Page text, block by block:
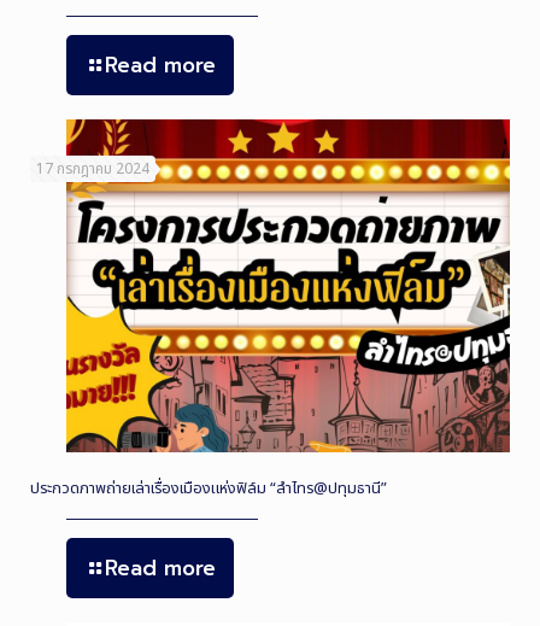
Read more
17 กรกฎาคม 2024
ประกวดภาพถ่ายเล่าเรื่องเมืองแห่งฟิล์ม “ลำไทร@ปทุมธานี”
Read more